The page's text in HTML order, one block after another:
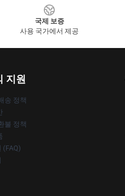
국제 보증
사용 국가에서 제공
지원
송 정책
불 정책
(FAQ)